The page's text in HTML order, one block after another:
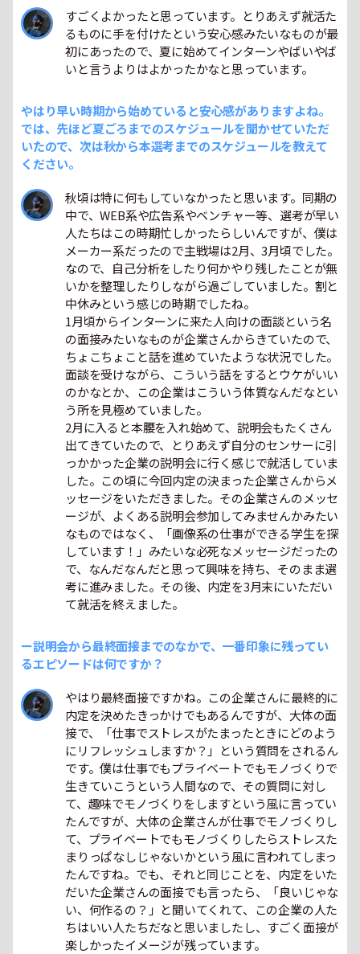
すごくよかったと思っています。とりあえず就活た
るものに手を付けたという安心感みたいなものが最
初にあったので、夏に始めてインターンやばいやば
いと言うよりはよかったかなと思っています。
やはり早い時期から始めていると安心感がありますよね。
では、先ほど夏ごろまでのスケジュールを聞かせていただ
いたので、次は秋から本選考までのスケジュールを教えて
ください。
秋頃は特に何もしていなかったと思います。同期の
中で、WEB系や広告系やベンチャー等、選考が早い
人たちはこの時期忙しかったらしいんですが、僕は
メーカー系だったので主戦場は2月、3月頃でした。
なので、自己分析をしたり何かやり残したことが無
いかを整理したりしながら過ごしていました。割と
中休みという感じの時期でしたね。
1月頃からインターンに来た人向けの面談という名
の面接みたいなものが企業さんからきていたので、
ちょこちょこと話を進めていたような状況でした。
面談を受けながら、こういう話をするとウケがいい
のかなとか、この企業はこういう体質なんだなとい
う所を見極めていました。
2月に入ると本腰を入れ始めて、説明会もたくさん
出てきていたので、とりあえず自分のセンサーに引
っかかった企業の説明会に行く感じで就活していま
した。この頃に今回内定の決まった企業さんからメ
ッセージをいただきました。その企業さんのメッセ
ージが、よくある説明会参加してみませんかみたい
なものではなく、「画像系の仕事ができる学生を探
しています！」みたいな必死なメッセージだったの
で、なんだなんだと思って興味を持ち、そのまま選
考に進みました。その後、内定を3月末にいただい
て就活を終えました。
ー説明会から最終面接までのなかで、一番印象に残ってい
るエピソードは何ですか？
やはり最終面接ですかね。この企業さんに最終的に
内定を決めたきっかけでもあるんですが、大体の面
接で、「仕事でストレスがたまったときにどのよう
にリフレッシュしますか？」という質問をされるん
です。僕は仕事でもプライベートでもモノづくりで
生きていこうという人間なので、その質問に対し
て、趣味でモノづくりをしますという風に言ってい
たんですが、大体の企業さんが仕事でモノづくりし
て、プライベートでもモノづくりしたらストレスた
まりっぱなしじゃないかという風に言われてしまっ
たんですね。でも、それと同じことを、内定をいた
だいた企業さんの面接でも言ったら、「良いじゃな
い、何作るの？」と聞いてくれて、この企業の人た
ちはいい人たちだなと思いましたし、すごく面接が
楽しかったイメージが残っています。